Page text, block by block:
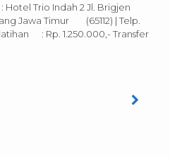
Hotel Trio Indah 2 Jl. Brigjen
Jawa Timur (65112) | Telp.
: Rp. 1.250.000,- Transfer